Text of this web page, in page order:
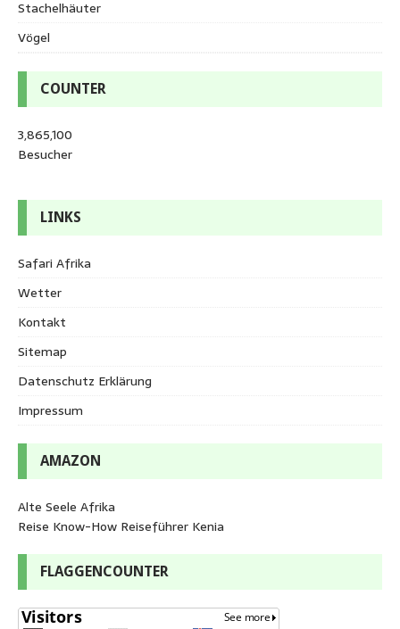
Stachelhäuter
Vögel
COUNTER
3,865,100
Besucher
LINKS
Safari Afrika
Wetter
Kontakt
Sitemap
Datenschutz Erklärung
Impressum
AMAZON
Alte Seele Afrika
Reise Know-How Reiseführer Kenia
FLAGGENCOUNTER